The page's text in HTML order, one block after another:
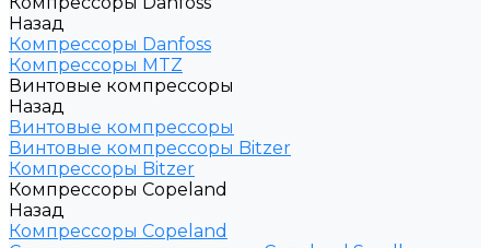
Назад
Компрессоры Danfoss
Компрессоры MTZ
Винтовые компрессоры
Назад
Винтовые компрессоры
Винтовые компрессоры Bitzer
Компрессоры Bitzer
Компрессоры Copeland
Назад
Компрессоры Copeland